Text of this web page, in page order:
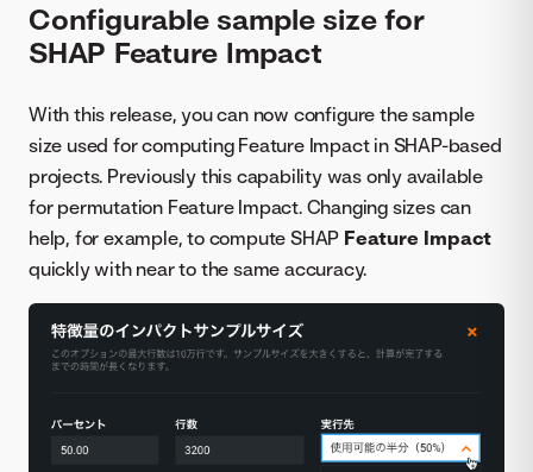
Configurable sample size for
SHAP Feature Impact
With this release, you can now configure the sample
size used for computing Feature Impact in SHAP-based
projects. Previously this capability was only available
for permutation Feature Impact. Changing sizes can
help, for example, to compute SHAP Feature Impact
quickly with near to the same accuracy.